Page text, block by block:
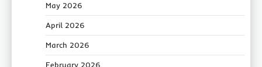
May 2026
April 2026
March 2026
February 2026